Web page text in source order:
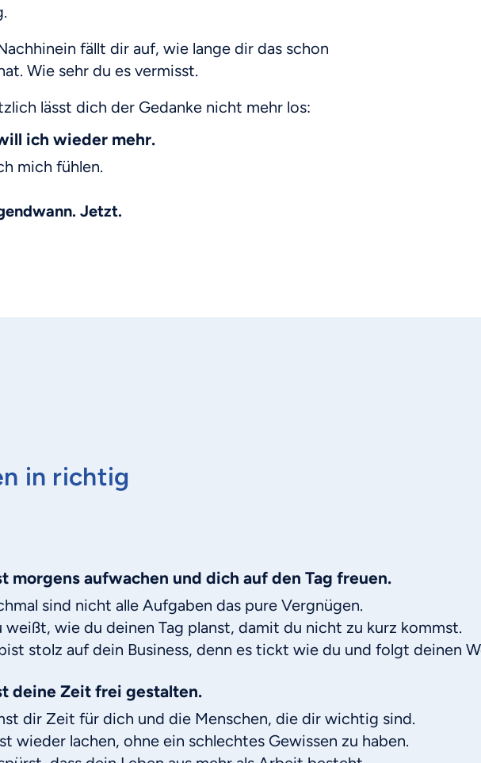
fällt dir auf, wie lange dir das schon
Wie sehr du es vermisst.
lässt dich der Gedanke nicht mehr los:
ich wieder mehr.
mich fühlen.
Jetzt.
in richtig
morgens aufwachen und dich auf den Tag freuen.
sind nicht alle Aufgaben das pure Vergnügen.
weißt, wie du deinen Tag planst, damit du nicht zu kurz kommst.
stolz auf dein Business, denn es tickt wie du und folgt deinen
deine Zeit frei gestalten.
dir Zeit für dich und die Menschen, die dir wichtig sind.
wieder lachen, ohne ein schlechtes Gewissen zu haben.